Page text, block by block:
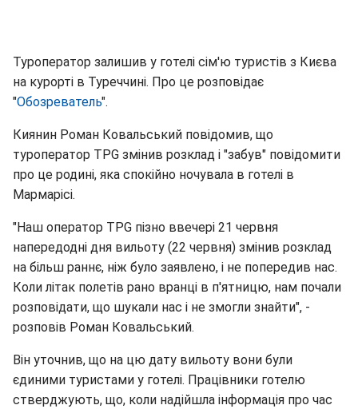
Туроператор залишив у готелі сім'ю туристів з Києва
на курорті в Туреччині. Про це розповідає
"Обозреватель".
Киянин Роман Ковальський повідомив, що
туроператор TPG змінив розклад і "забув" повідомити
про це родині, яка спокійно ночувала в готелі в
Мармарісі.
"Наш оператор TPG пізно ввечері 21 червня
напередодні дня вильоту (22 червня) змінив розклад
на більш раннє, ніж було заявлено, і не попередив нас.
Коли літак полетів рано вранці в п'ятницю, нам почали
розповідати, що шукали нас і не змогли знайти", -
розповів Роман Ковальський.
Він уточнив, що на цю дату вильоту вони були
єдиними туристами у готелі. Працівники готелю
стверджують, що, коли надійшла інформація про час